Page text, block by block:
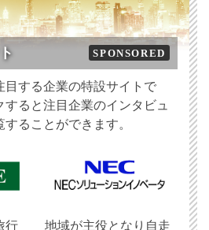
SPONSORED
目する企業の特設サイトで
ると注目企業のインタビュ
ることができます。
行 地域が主役となり自走